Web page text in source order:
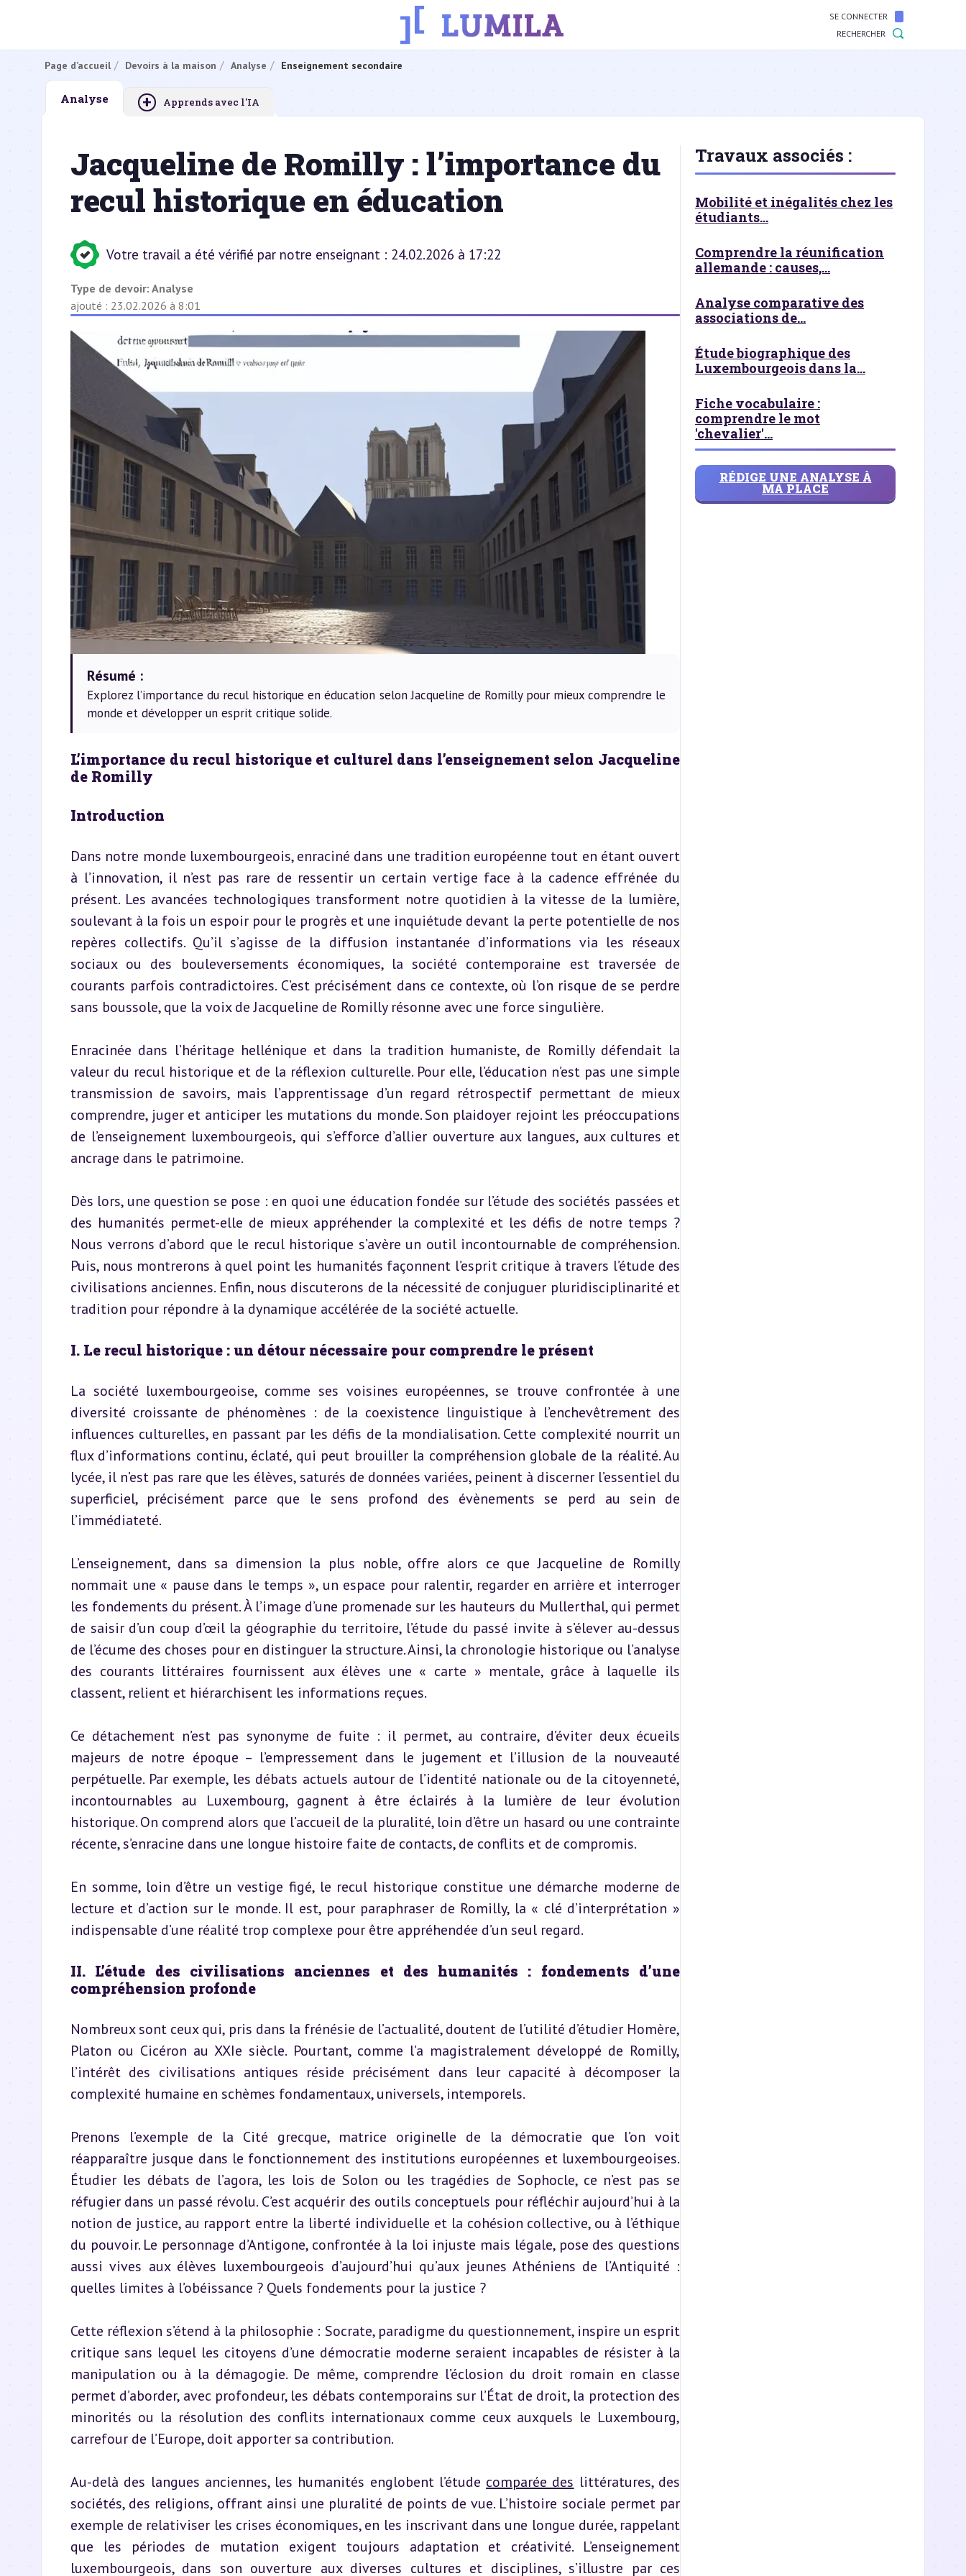
SE CONNECTER
RECHERCHER
Page d’accueil Devoirs à la maison Analyse Enseignement secondaire
Analyse + Apprends avec l'IA
Jacqueline de Romilly : l’importance du
recul historique en éducation
Votre travail a été vérifié par notre enseignant : 24.02.2026 à 17:22
Type de devoir: Analyse
ajouté : 23.02.2026 à 8:01
Résumé :
Explorez l’importance du recul historique en éducation selon Jacqueline de Romilly pour mieux comprendre le
monde et développer un esprit critique solide.
L’importance du recul historique et culturel dans l’enseignement selon Jacqueline
de Romilly
Introduction
Dans notre monde luxembourgeois, enraciné dans une tradition européenne tout en étant ouvert
à l’innovation, il n’est pas rare de ressentir un certain vertige face à la cadence effrénée du
présent. Les avancées technologiques transforment notre quotidien à la vitesse de la lumière,
soulevant à la fois un espoir pour le progrès et une inquiétude devant la perte potentielle de nos
repères collectifs. Qu’il s’agisse de la diffusion instantanée d’informations via les réseaux
sociaux ou des bouleversements économiques, la société contemporaine est traversée de
courants parfois contradictoires. C’est précisément dans ce contexte, où l’on risque de se perdre
sans boussole, que la voix de Jacqueline de Romilly résonne avec une force singulière.
Enracinée dans l’héritage hellénique et dans la tradition humaniste, de Romilly défendait la
valeur du recul historique et de la réflexion culturelle. Pour elle, l’éducation n’est pas une simple
transmission de savoirs, mais l’apprentissage d’un regard rétrospectif permettant de mieux
comprendre, juger et anticiper les mutations du monde. Son plaidoyer rejoint les préoccupations
de l’enseignement luxembourgeois, qui s’efforce d’allier ouverture aux langues, aux cultures et
ancrage dans le patrimoine.
Dès lors, une question se pose : en quoi une éducation fondée sur l’étude des sociétés passées et
des humanités permet-elle de mieux appréhender la complexité et les défis de notre temps ?
Nous verrons d’abord que le recul historique s’avère un outil incontournable de compréhension.
Puis, nous montrerons à quel point les humanités façonnent l’esprit critique à travers l’étude des
civilisations anciennes. Enfin, nous discuterons de la nécessité de conjuguer pluridisciplinarité et
tradition pour répondre à la dynamique accélérée de la société actuelle.
I. Le recul historique : un détour nécessaire pour comprendre le présent
La société luxembourgeoise, comme ses voisines européennes, se trouve confrontée à une
diversité croissante de phénomènes : de la coexistence linguistique à l’enchevêtrement des
influences culturelles, en passant par les défis de la mondialisation. Cette complexité nourrit un
flux d’informations continu, éclaté, qui peut brouiller la compréhension globale de la réalité. Au
lycée, il n’est pas rare que les élèves, saturés de données variées, peinent à discerner l’essentiel du
superficiel, précisément parce que le sens profond des évènements se perd au sein de
l’immédiateté.
L’enseignement, dans sa dimension la plus noble, offre alors ce que Jacqueline de Romilly
nommait une « pause dans le temps », un espace pour ralentir, regarder en arrière et interroger
les fondements du présent. À l’image d’une promenade sur les hauteurs du Mullerthal, qui permet
de saisir d’un coup d’œil la géographie du territoire, l’étude du passé invite à s’élever au-dessus
de l’écume des choses pour en distinguer la structure. Ainsi, la chronologie historique ou l’analyse
des courants littéraires fournissent aux élèves une « carte » mentale, grâce à laquelle ils
classent, relient et hiérarchisent les informations reçues.
Ce détachement n’est pas synonyme de fuite : il permet, au contraire, d’éviter deux écueils
majeurs de notre époque – l’empressement dans le jugement et l’illusion de la nouveauté
perpétuelle. Par exemple, les débats actuels autour de l’identité nationale ou de la citoyenneté,
incontournables au Luxembourg, gagnent à être éclairés à la lumière de leur évolution
historique. On comprend alors que l’accueil de la pluralité, loin d’être un hasard ou une contrainte
récente, s’enracine dans une longue histoire faite de contacts, de conflits et de compromis.
En somme, loin d’être un vestige figé, le recul historique constitue une démarche moderne de
lecture et d’action sur le monde. Il est, pour paraphraser de Romilly, la « clé d’interprétation »
indispensable d’une réalité trop complexe pour être appréhendée d’un seul regard.
II. L’étude des civilisations anciennes et des humanités : fondements d’une
compréhension profonde
Nombreux sont ceux qui, pris dans la frénésie de l’actualité, doutent de l’utilité d’étudier Homère,
Platon ou Cicéron au XXIe siècle. Pourtant, comme l’a magistralement développé de Romilly,
l’intérêt des civilisations antiques réside précisément dans leur capacité à décomposer la
complexité humaine en schèmes fondamentaux, universels, intemporels.
Prenons l’exemple de la Cité grecque, matrice originelle de la démocratie que l’on voit
réapparaître jusque dans le fonctionnement des institutions européennes et luxembourgeoises.
Étudier les débats de l’agora, les lois de Solon ou les tragédies de Sophocle, ce n’est pas se
réfugier dans un passé révolu. C’est acquérir des outils conceptuels pour réfléchir aujourd’hui à la
notion de justice, au rapport entre la liberté individuelle et la cohésion collective, ou à l’éthique
du pouvoir. Le personnage d’Antigone, confrontée à la loi injuste mais légale, pose des questions
aussi vives aux élèves luxembourgeois d’aujourd’hui qu’aux jeunes Athéniens de l’Antiquité :
quelles limites à l’obéissance ? Quels fondements pour la justice ?
Cette réflexion s’étend à la philosophie : Socrate, paradigme du questionnement, inspire un esprit
critique sans lequel les citoyens d’une démocratie moderne seraient incapables de résister à la
manipulation ou à la démagogie. De même, comprendre l’éclosion du droit romain en classe
permet d’aborder, avec profondeur, les débats contemporains sur l’État de droit, la protection des
minorités ou la résolution des conflits internationaux comme ceux auxquels le Luxembourg,
carrefour de l’Europe, doit apporter sa contribution.
Au-delà des langues anciennes, les humanités englobent l’étude comparée des littératures, des
sociétés, des religions, offrant ainsi une pluralité de points de vue. L’histoire sociale permet par
exemple de relativiser les crises économiques, en les inscrivant dans une longue durée, rappelant
que les périodes de mutation exigent toujours adaptation et créativité. L’enseignement
luxembourgeois, dans son ouverture aux diverses cultures et disciplines, s’illustre par ces
Travaux associés :
Mobilité et inégalités chez les
étudiants...
Comprendre la réunification
allemande : causes,...
Analyse comparative des
associations de...
Étude biographique des
Luxembourgeois dans la...
Fiche vocabulaire :
comprendre le mot
'chevalier'...
RÉDIGE UNE ANALYSE À
MA PLACE